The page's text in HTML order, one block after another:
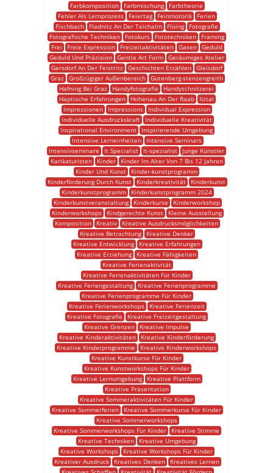
Farbkomposition
Farbmischung
Farbtheorie
Fehler Als Lernprozess
Feiertag Feinmotorik
Ferien
Fischbach
Fladnitz An Der Teichalm Floing
Fotografie
Fotografische Techniken
Fotokurs Fototechniken
Framing
Frei
Freie Expression Freizeitaktivitäten Gasen
Geduld
Geduld Und Präzision
Gentle Art Form
Geräumiges Atelier
Gersdorf An Der Feistritz
Geschichten Erzählen
Gleisdorf
Graz
Großzügiger Außenbereich
Gutenberg-stenzengreith
Hafning Bei Graz
Handyfotografie
Handyschnitzerei
Haptische Erfahrungen
Hohenau An Der Raab
Ilztal
Impressionen
Impressions
Individual Expression
Individuelle Ausdruckskraft
Individuelle Kreativität
Inspirational Environment
Inspirierende Umgebung
Intensive Lerneinheiten
Intensive Seminars
Intensivseminare
It Specialist It-spezialist
Junge Künstler
Karikaturisten
Kinder
Kinder Im Alter Von 7 Bis 12 Jahren
Kinder Und Kunst
Kinder-kunstprogramm
Kinderförderung Durch Kunst
Kinderkreativität
Kinderkunst
Kinderkunstprogramm
Kinderkunstprogramm 2024
Kinderkunstveranstaltung
Kinderkurse
Kinderworkshop
Kinderworkshops
Kindgerechte Kunst
Kleine Ausstellung
Komposition
Kreativ
Kreative Ausdrucksmöglichkeiten
Kreative Betrachtung
Kreative Denker
Kreative Entwicklung
Kreative Erfahrungen
Kreative Erziehung
Kreative Fähigkeiten
Kreative Ferienaktivität
Kreative Ferienaktivitäten Für Kinder
Kreative Feriengestaltung
Kreative Ferienprogramme
Kreative Ferienprogramme Für Kinder
Kreative Ferienworkshops
Kreative Ferienzeit
Kreative Fotografie
Kreative Freizeitgestaltung
Kreative Grenzen
Kreative Impulse
Kreative Kinderaktivitäten
Kreative Kinderförderung
Kreative Kinderprogramme
Kreative Kinderworkshops
Kreative Kunstkurse Für Kinder
Kreative Kunstworkshops Für Kinder
Kreative Lernumgebung
Kreative Plattform
Kreative Präsentation
Kreative Sommeraktivitäten Für Kinder
Kreative Sommerferien
Kreative Sommerkurse Für Kinder
Kreative Sommerworkshops
Kreative Sommerworkshops Für Kinder
Kreative Stimme
Kreative Techniken
Kreative Umgebung
Kreative Workshops
Kreative Workshops Für Kinder
Kreativer Ausdruck
Kreatives Denken
Kreatives Lernen